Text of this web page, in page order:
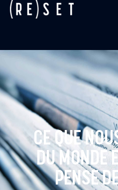
CE QUE
DU MONDE
PENSE